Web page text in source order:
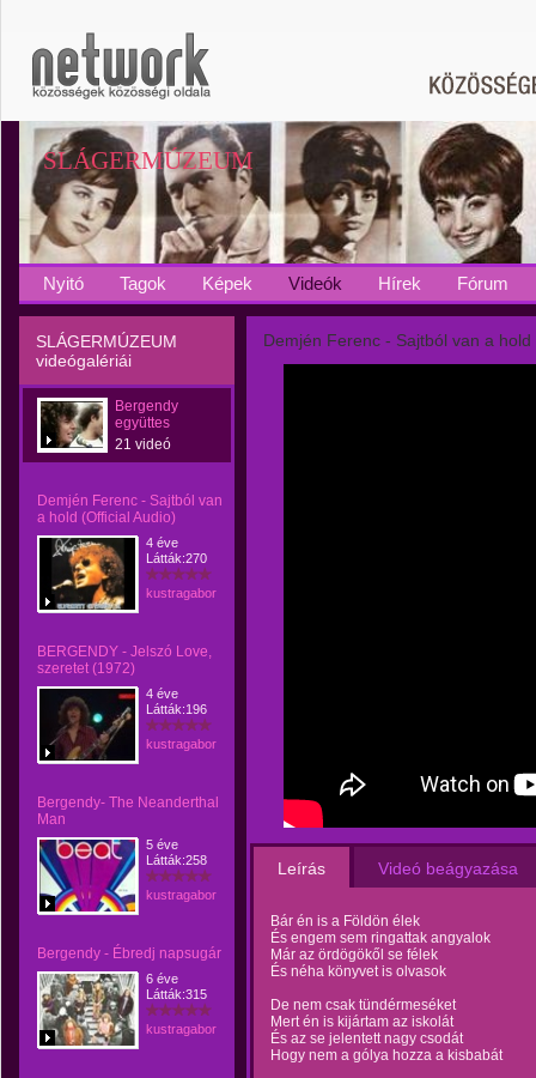
SLÁGERMÚZEUM
Nyitó Tagok Képek Videók Hírek Fórum
SLÁGERMÚZEUM
videógalériái
Bergendy
együttes
21 videó
Demjén Ferenc - Sajtból van
a hold (Official Audio)
4 éve
Látták:270
kustragabor
BERGENDY - Jelszó Love,
szeretet (1972)
4 éve
Látták:196
kustragabor
Bergendy- The Neanderthal
Man
5 éve
Látták:258
kustragabor
Bergendy - Ébredj napsugár
6 éve
Látták:315
kustragabor
Demjén Ferenc - Sajtból van a hold
Leírás Videó beágyazása
Bár én is a Földön élek
És engem sem ringattak angyalok
Már az ördögökől se félek
És néha könyvet is olvasok
De nem csak tündérmeséket
Mert én is kijártam az iskolát
És az se jelentett nagy csodát
Hogy nem a gólya hozza a kisbabát